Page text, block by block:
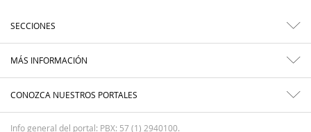
SECCIONES
MÁS INFORMACIÓN
CONOZCA NUESTROS PORTALES
Info general del portal: PBX: 57 (1) 2940100.